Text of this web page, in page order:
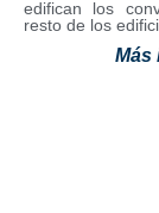
edifican los
resto de los
Más